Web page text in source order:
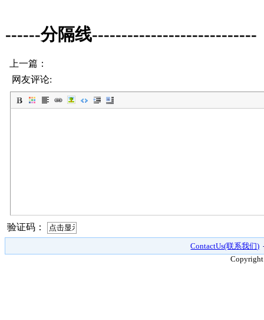
------分隔线----------------------------
上一篇：
网友评论:
验证码：
ContactUs(联系我们)